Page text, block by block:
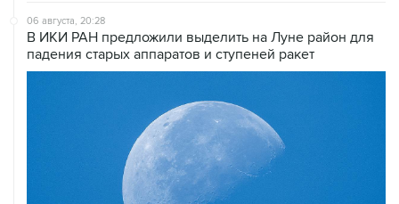
06 августа, 20:28
В ИКИ РАН предложили выделить на Луне район для
падения старых аппаратов и ступеней ракет